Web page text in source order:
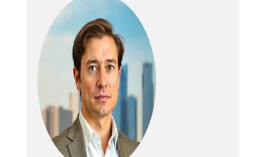
grande efficacité - Débit d’eau
élevé de 450 l/h permettant de
nettoyer rapidement de grandes
surfaces tout en réduisant le
temps de travail. Mobilité
maximale et utilisation
autonome - Tuyau haute
pression de 5 m, câble
électrique de 5 m et roues
intégrées pour une grande
liberté de mouvement. Système
d’auto-aspiration intégré offrant